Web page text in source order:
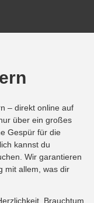
– direkt online auf
über ein großes
Gespür für die
kannst du
Wir garantieren
mit allem, was dir
Brauchtum